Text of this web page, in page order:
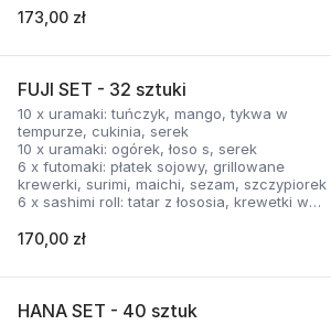
orzechowe, mango, tykwa – rolka w
173,00 zł
FUJI SET - 32 sztuki
10 x uramaki: tuńczyk, mango, tykwa w
tempurze, cukinia, serek
10 x uramaki: ogórek, łoso s, serek
6 x futomaki: płatek sojowy, grillowane
krewerki, surimi, maichi, sezam, szczypiorek
6 x sashimi roll: tatar z łososia, krewetki w
170,00 zł
HANA SET - 40 sztuk